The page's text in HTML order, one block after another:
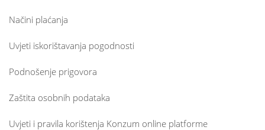
Načini plaćanja
Uvjeti iskorištavanja pogodnosti
Podnošenje prigovora
Zaštita osobnih podataka
Uvjeti i pravila korištenja Konzum online platforme